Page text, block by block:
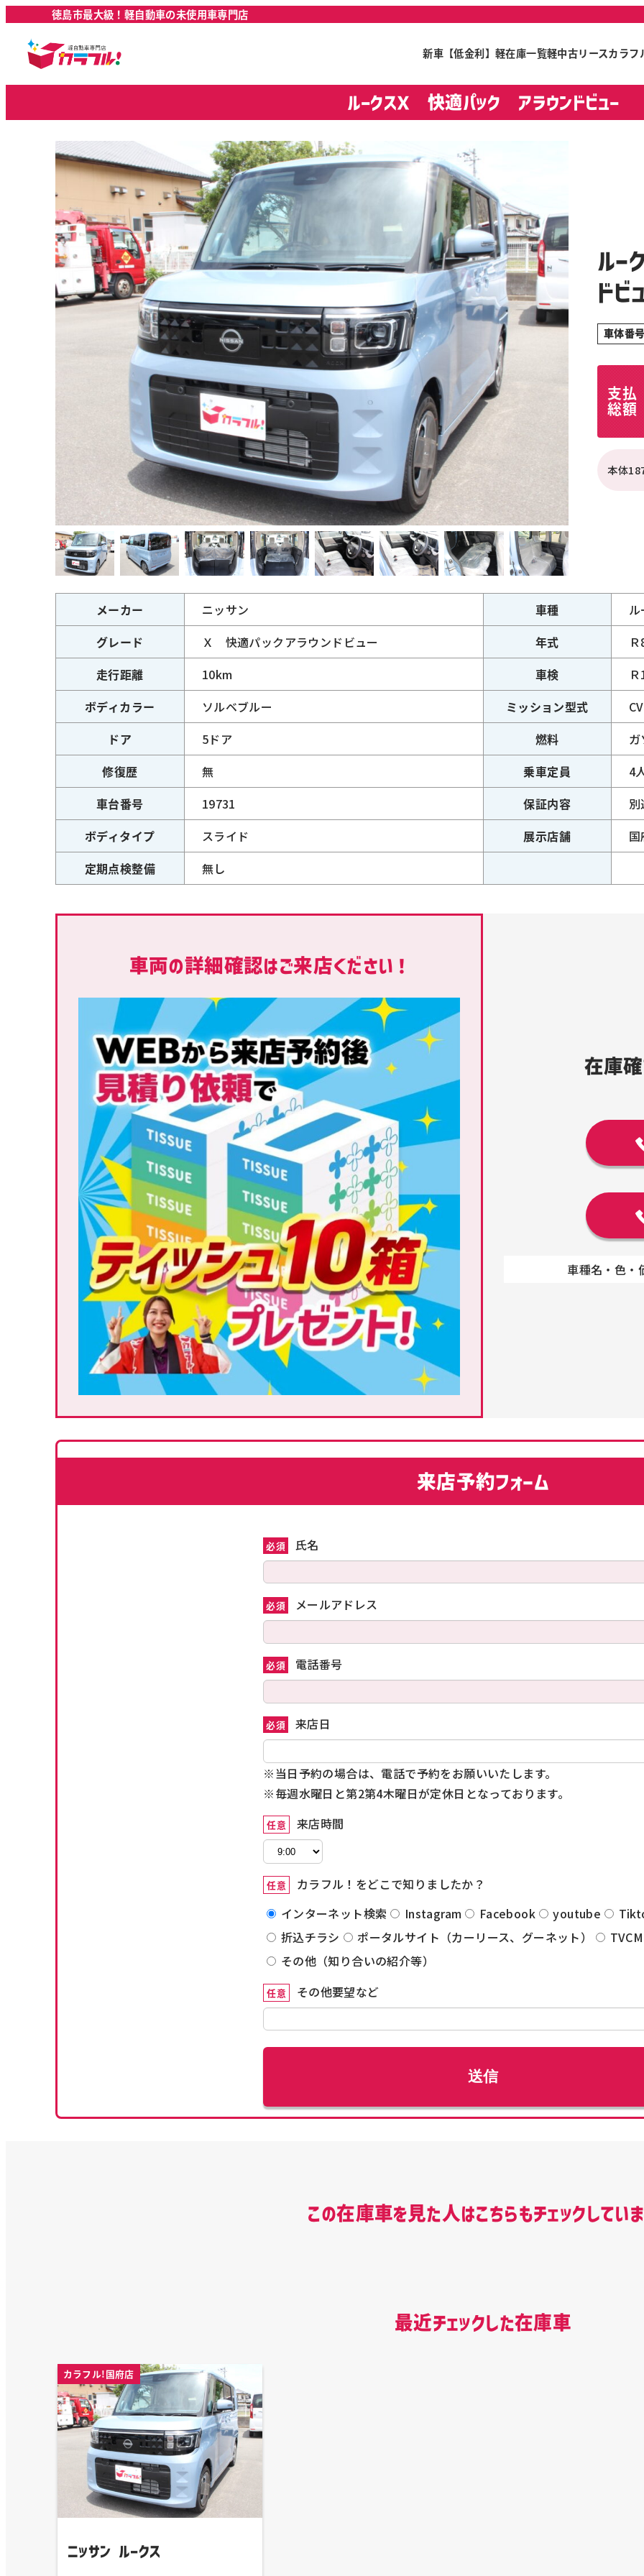
徳島市最大級！軽自動車の未使用車専門店
新車【低金利】 軽在庫一覧軽中古リースカラフ
ルークスＸ 快適パック アラウンドビュー
ル
ドビ
車体番
支払
総額
本体
メーカー ニッサン 車種
グレード
Ｘ 快適パックアラウンドビュー 年式
走行距離
10km 車検
ボディカラー
ソルベブルー ミッション型式
ドア
5ドア 燃料
修復歴
無 乗車定員
4
車台番号
19731 保証内容
ボディタイプ
スライド 展示店舗
定期点検整備
無し
車両の詳細確認はご来店ください！
在庫確
車種名・色・
来店予約フォーム
必須 氏名
必須 メールアドレス
必須 電話番号
必須 来店日
※当日予約の場合は、電話で予約をお願いいたします。
※毎週水曜日と第2第4木曜日が定休日となっております。
任意 来店時間
任意
カラフル！をどこで知りましたか？
インターネット検索
Instagram Facebook youtube
折込チラシ
ポータルサイト（カーリース、グーネット）
TVCM
その他（知り合いの紹介等）
任意 その他要望など
この在庫車を見た人はこちらもチェックしてい
最近チェックした在庫車
カラフル!国府店
ニッサン ルークス